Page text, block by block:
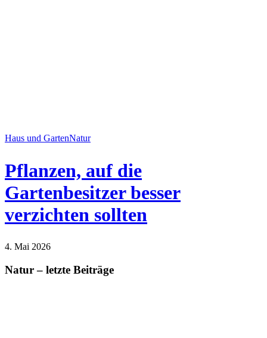
Haus und GartenNatur
Pflanzen, auf die
Gartenbesitzer besser
verzichten sollten
4. Mai 2026
Natur – letzte Beiträge